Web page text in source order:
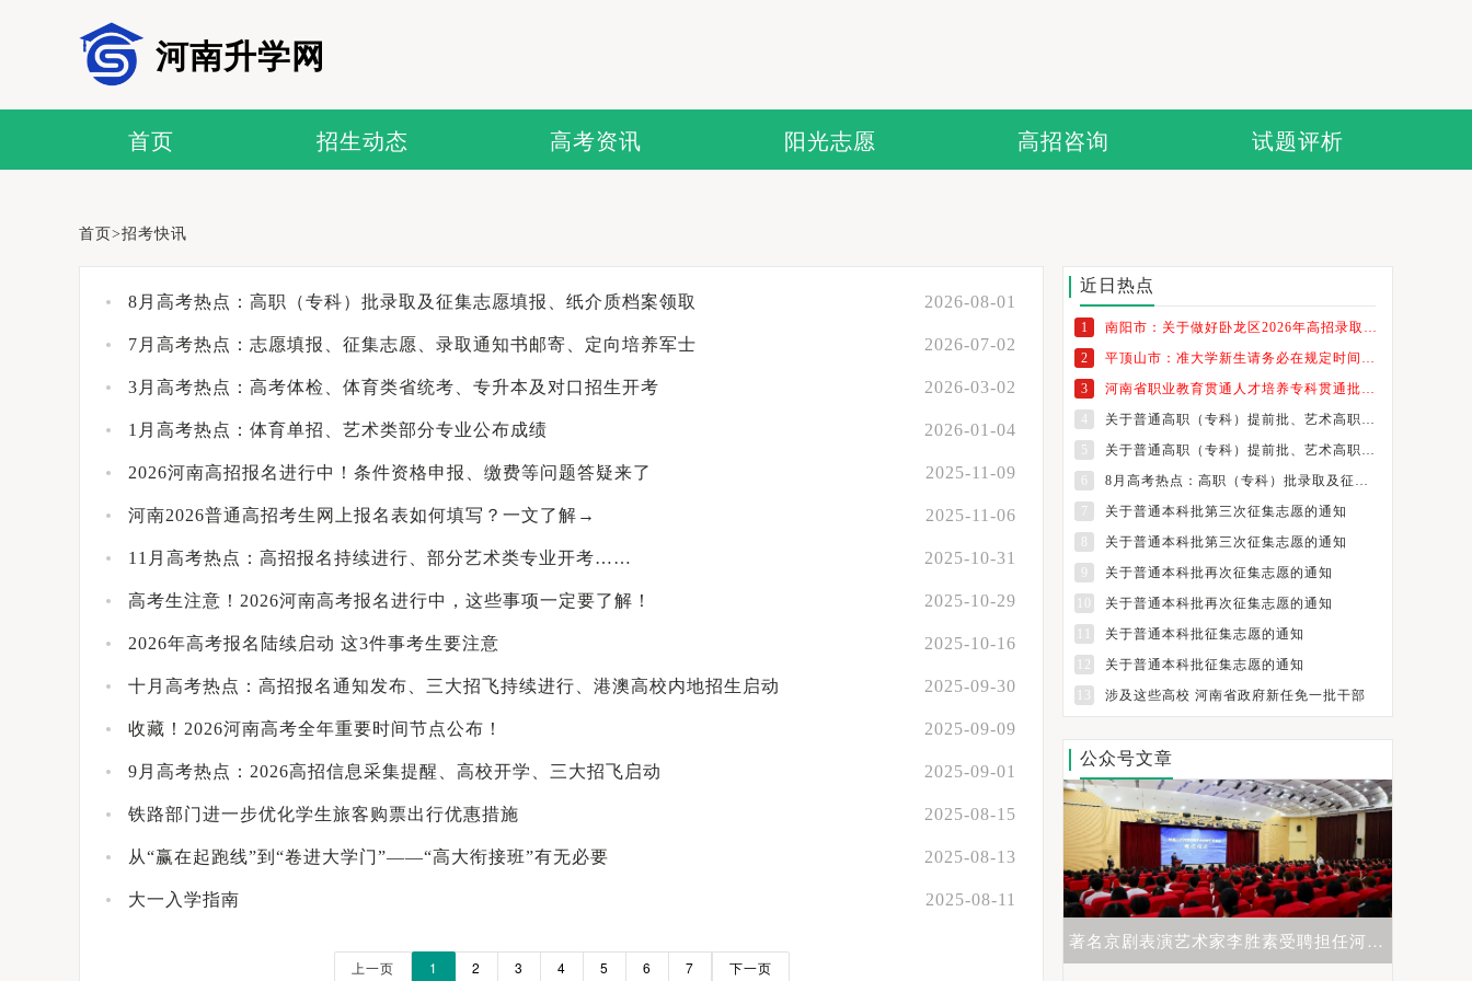
河南升学网
首页 招生动态 高考资讯 阳光志愿 高招咨询 试题评析
首页>招考快讯
8月高考热点：高职（专科）批录取及征集志愿填报、纸介质档案领取 2026-08-01
7月高考热点：志愿填报、征集志愿、录取通知书邮寄、定向培养军士 2026-07-02
3月高考热点：高考体检、体育类省统考、专升本及对口招生开考 2026-03-02
1月高考热点：体育单招、艺术类部分专业公布成绩 2026-01-04
2026河南高招报名进行中！条件资格申报、缴费等问题答疑来了 2025-11-09
河南2026普通高招考生网上报名表如何填写？一文了解→ 2025-11-06
11月高考热点：高招报名持续进行、部分艺术类专业开考…… 2025-10-31
高考生注意！2026河南高考报名进行中，这些事项一定要了解！ 2025-10-29
2026年高考报名陆续启动 这3件事考生要注意 2025-10-16
十月高考热点：高招报名通知发布、三大招飞持续进行、港澳高校内地招生启动 2025-09-30
收藏！2026河南高考全年重要时间节点公布！ 2025-09-09
9月高考热点：2026高招信息采集提醒、高校开学、三大招飞启动 2025-09-01
铁路部门进一步优化学生旅客购票出行优惠措施 2025-08-15
从“赢在起跑线”到“卷进大学门”——“高大衔接班”有无必要 2025-08-13
大一入学指南 2025-08-11
上一页 1 2 3 4 5 6 7 下一页
近日热点
1
2
3
4
5
6
7
关于普通本科批第三次征集志愿的通知
8
关于普通本科批第三次征集志愿的通知
9
关于普通本科批再次征集志愿的通知
10
关于普通本科批再次征集志愿的通知
关于普通本科批征集志愿的通知
12
关于普通本科批征集志愿的通知
13
涉及这些高校 河南省政府新任免一批干部
公众号文章
著名京剧表演艺术家李胜素受聘担任河南大学河南戏剧艺术学院艺术总监